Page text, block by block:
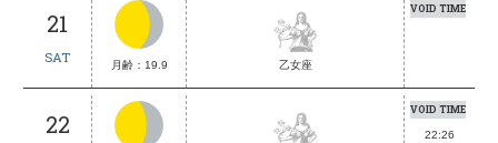
21
SAT 月齢：19.9 乙女座
VOID TIME
22
VOID TIME
22:26